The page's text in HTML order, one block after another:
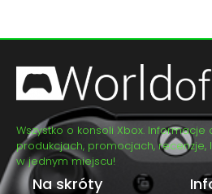
Wszystko o konsoli Xbox. Informacje
produkcjach, promocjach, recenzje,
w jednym miejscu!
Na skróty